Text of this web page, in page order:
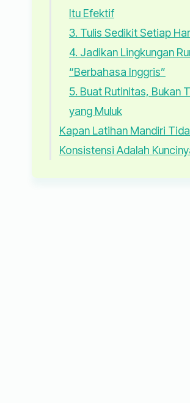
Itu Efektif
3. Tulis Sedikit Setiap
4. Jadikan Lingkungan
“Berbahasa Inggris”
5. Buat Rutinitas, Bukan
yang Muluk
Kapan Latihan Mandiri
Konsistensi Adalah